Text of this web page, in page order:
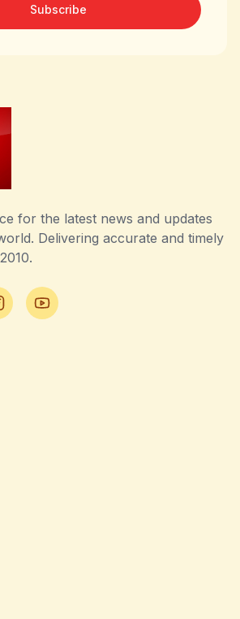
Subscribe
for the latest news and updates
Delivering accurate and timely
YouTube